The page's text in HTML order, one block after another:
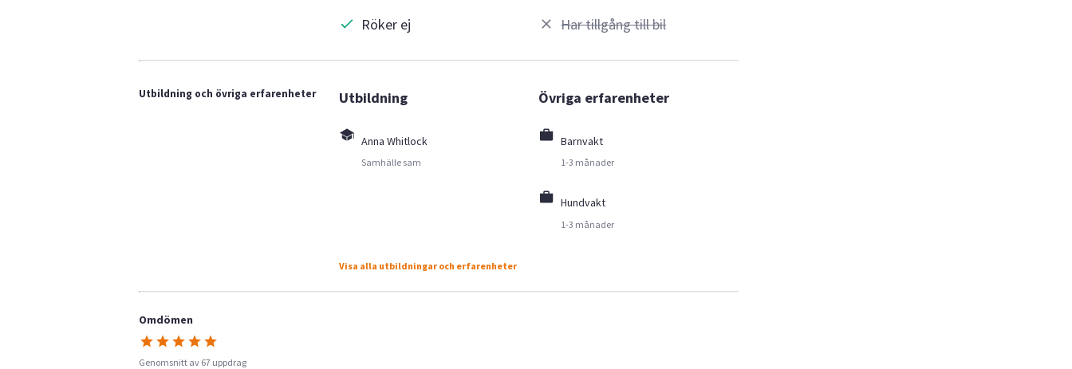
Röker ej Har tillgång till bil
Utbildning och övriga erfarenheter Utbildning
Anna Whitlock
Samhälle sam
Övriga erfarenheter
Barnvakt
1-3 månader
Hundvakt
1-3 månader
Visa alla utbildningar och erfarenheter
Omdömen
Genomsnitt av 67 uppdrag